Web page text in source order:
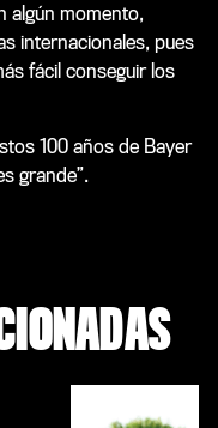
algún momento,
internacionales, pues
fácil conseguir los
100 años de Bayer
grande”.